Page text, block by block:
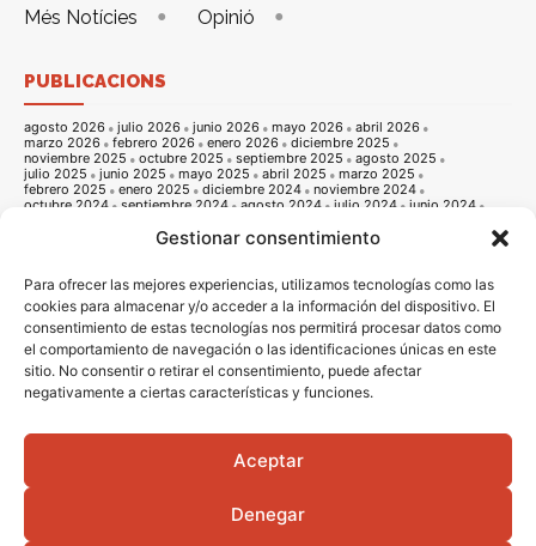
Gestionar consentimiento
Para ofrecer las mejores experiencias, utilizamos tecnologías como las
cookies para almacenar y/o acceder a la información del dispositivo. El
consentimiento de estas tecnologías nos permitirá procesar datos como
el comportamiento de navegación o las identificaciones únicas en este
sitio. No consentir o retirar el consentimiento, puede afectar
negativamente a ciertas características y funciones.
Aceptar
Denegar
Més Notícies
Opinió
PUBLICACIONS
agosto 2026 julio 2026 junio 2026 mayo 2026
abril 2026
marzo 2026
febrero 2026 enero 2026
diciembre 2025
noviembre 2025
octubre 2025 septiembre 2025
agosto 2025
julio 2025
junio 2025 mayo 2025 abril 2025
marzo 2025
febrero 2025
enero 2025 diciembre 2024
noviembre 2024
octubre 2024
septiembre 2024 agosto 2024 julio 2024
junio 2024
noviembre 2023 octubre 2023
septiembre 2023
noviembre 2022
octubre 2022 septiembre 2022
agosto 2022
julio 2022
junio 2022 mayo 2022 abril 2022
marzo 2022
febrero 2022
enero 2022 diciembre 2021
noviembre 2021
octubre 2021
septiembre 2021 agosto 2021 julio 2021
junio 2021
mayo 2021
abril 2021 marzo 2021 febrero 2021
enero 2021
diciembre 2020
noviembre 2020
agosto 2020
julio 2020 junio 2020 mayo 2020
abril 2020
marzo 2020
febrero 2020 enero 2020 diciembre 2019
diciembre 2018
noviembre 2018 octubre 2018
septiembre 2018
junio 2018 mayo 2018
diciembre 2017
septiembre 2017
septiembre 2016
junio 2016